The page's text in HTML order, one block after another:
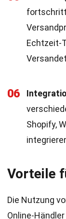
Echtzeit-
06
Shopify,
Vorteile
Die Nutzung
Online-